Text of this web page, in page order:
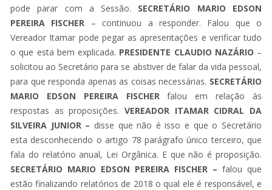
pode parar com a Sessão. SECRETÁRIO MARIO EDSON
PEREIRA FISCHER – continuou a responder. Falou que o
Vereador Itamar pode pegar as apresentações e verificar tudo
o que esta bem explicada. PRESIDENTE CLAUDIO NAZÁRIO –
solicitou ao Secretário para se abstiver de falar da vida pessoal,
para que responda apenas as coisas necessárias. SECRETÁRIO
MARIO EDSON PEREIRA FISCHERfalou em relação às
respostas as proposições. VEREADOR ITAMAR CIDRAL DA
SILVEIRA JUNIOR – disse que não é isso e que o Secretário
esta desconhecendo o artigo 78 parágrafo único terceiro, que
fala do relatório anual, Lei Orgânica. E que não é proposição.
SECRETÁRIO MARIO EDSON PEREIRA FISCHER – falou que
estão finalizando relatórios de 2018 o qual ele é responsável, e